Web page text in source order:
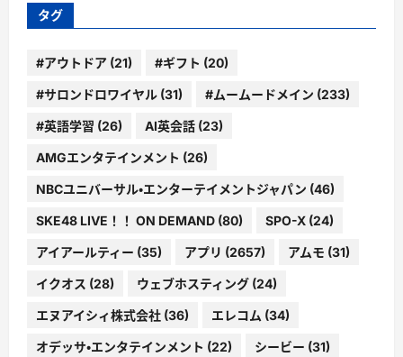
ー
タグ
#アウトドア (21) #ギフト (20)
#サロンドロワイヤル (31) #ムームードメイン (233)
#英語学習 (26) AI英会話 (23)
AMGエンタテインメント (26)
NBCユニバーサル・エンターテイメントジャパン (46)
SKE48 LIVE！！ ON DEMAND (80) SPO-X (24)
アイアールティー (35) アプリ (2657) アムモ (31)
イクオス (28) ウェブホスティング (24)
エヌアイシィ株式会社 (36) エレコム (34)
オデッサ・エンタテインメント (22) シービー (31)